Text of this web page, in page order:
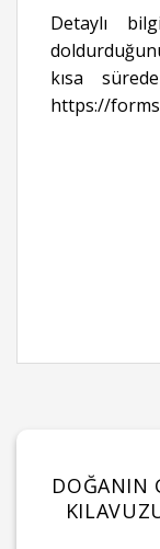
Detaylı
kısa
https://
DOĞANIN